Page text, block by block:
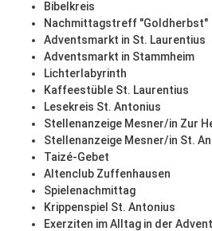
Bibelkreis
Nachmittagstreff "Goldherbst"
Adventsmarkt in St. Laurentius
Adventsmarkt in Stammheim
Lichterlabyrinth
Kaffeestüble St. Laurentius
Lesekreis St. Antonius
Stellenanzeige Mesner/in Zur
Stellenanzeige Mesner/in St.
Taizé-Gebet
Altenclub Zuffenhausen
Spielenachmittag
Krippenspiel St. Antonius
Exerziten im Alltag in der